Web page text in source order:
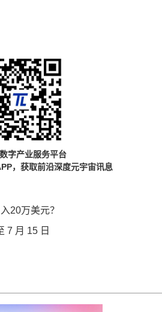
字产业服务平台
，获取前沿深度元宇宙讯息
20万美元？
7 月 15 日